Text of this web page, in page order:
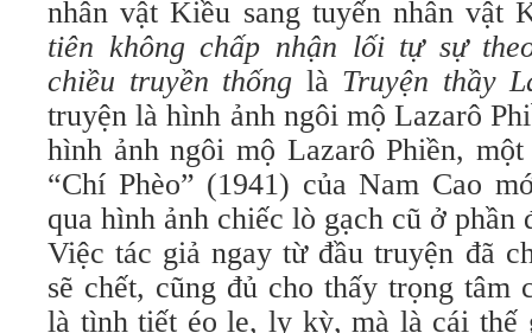
nhân vật Kiều sang tuyến nhân vật
tiên không chấp nhận lối tự sự
chiều truyền thống là Truyện thầy
truyện là hình ảnh ngôi mộ Lazarô
hình ảnh ngôi mộ Lazarô Phiền,
“Chí Phèo” (1941) của Nam Cao
qua hình ảnh chiếc lò gạch cũ ở phần
Việc tác giả ngay từ đầu truyện đã
sẽ chết, cũng đủ cho thấy trọng tâm
là tình tiết éo le, ly kỳ, mà là cái thế